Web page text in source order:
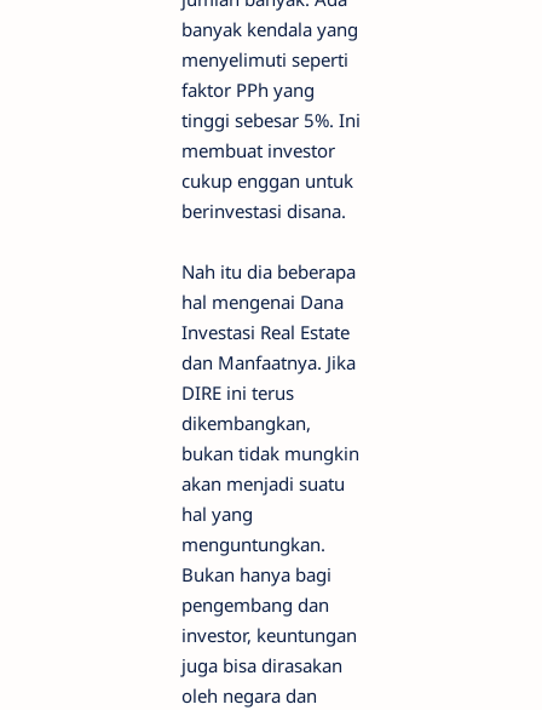
banyak kendala yang
menyelimuti seperti
faktor PPh yang
tinggi sebesar 5%. Ini
membuat investor
cukup enggan untuk
berinvestasi disana.
Nah itu dia beberapa
hal mengenai Dana
Investasi Real Estate
dan Manfaatnya. Jika
DIRE ini terus
dikembangkan,
bukan tidak mungkin
akan menjadi suatu
hal yang
menguntungkan.
Bukan hanya bagi
pengembang dan
investor, keuntungan
juga bisa dirasakan
oleh negara dan